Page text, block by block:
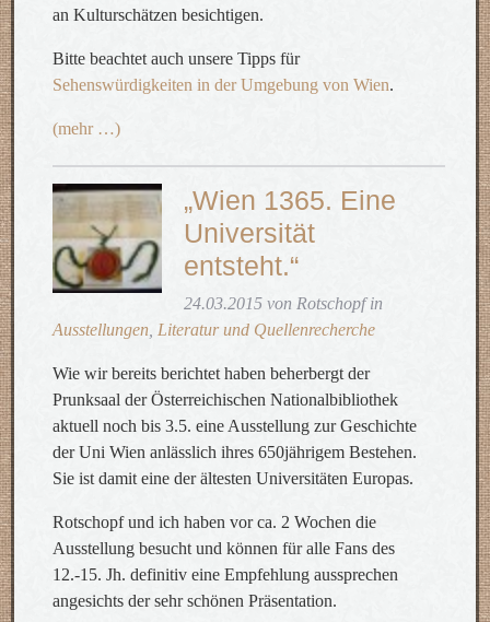
an Kulturschätzen besichtigen.
Bitte beachtet auch unsere Tipps für
Sehenswürdigkeiten in der Umgebung von Wien.
(mehr …)
„Wien 1365. Eine
Universität
entsteht.“
24.03.2015 von Rotschopf in
Ausstellungen Literatur und Quellenrecherche
Wie wir bereits berichtet haben beherbergt der
Prunksaal der Österreichischen Nationalbibliothek
aktuell noch bis 3.5. eine Ausstellung zur Geschichte
der Uni Wien anlässlich ihres 650jährigem Bestehen.
Sie ist damit eine der ältesten Universitäten Europas.
Rotschopf und ich haben vor ca. 2 Wochen die
Ausstellung besucht und können für alle Fans des
12.-15. Jh. definitiv eine Empfehlung aussprechen
angesichts der sehr schönen Präsentation.